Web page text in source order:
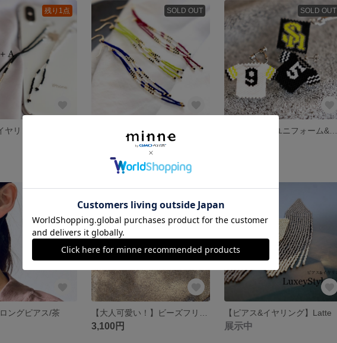
残り1点 SOLD OUT SOLD OUT
ングピアス/茶
3,100円
【ピアス&イヤリング】Latte
展示中